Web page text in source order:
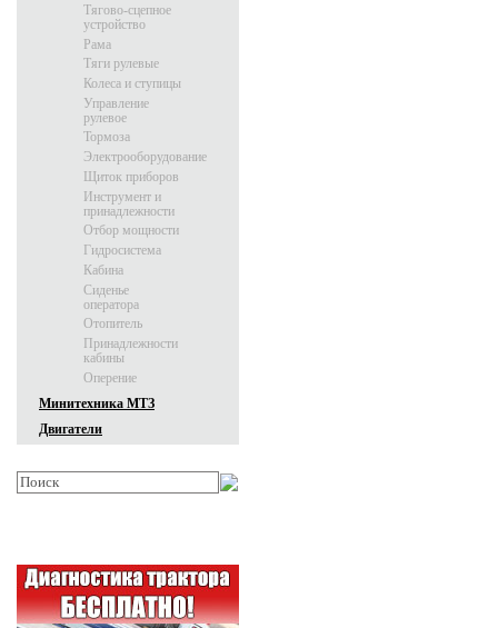
Тягово-сцепное
устройство
Рама
Тяги рулевые
Колеса и ступицы
Управление
рулевое
Тормоза
Электрооборудование
Щиток приборов
Инструмент и
принадлежности
Отбор мощности
Гидросистема
Кабина
Сиденье
оператора
Отопитель
Принадлежности
кабины
Оперение
Минитехника МТЗ
Двигатели